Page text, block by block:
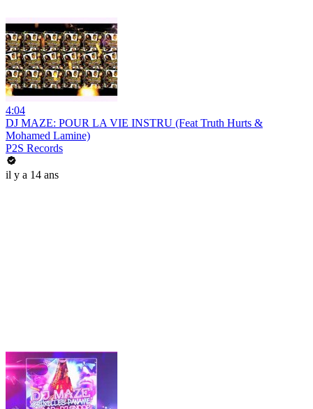
4:04
DJ MAZE: POUR LA VIE INSTRU (Feat Truth Hurts &
Mohamed Lamine)
P2S Records
il y a 14 ans